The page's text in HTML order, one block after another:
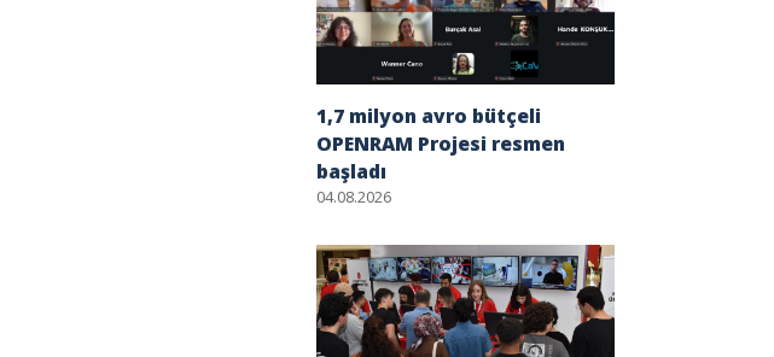
1,7 milyon avro bütçeli
OPENRAM Projesi resmen
başladı
04.08.2026